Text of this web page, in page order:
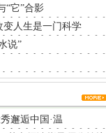
“它”合影
变人生是一门科学
说”
邂逅中国·温